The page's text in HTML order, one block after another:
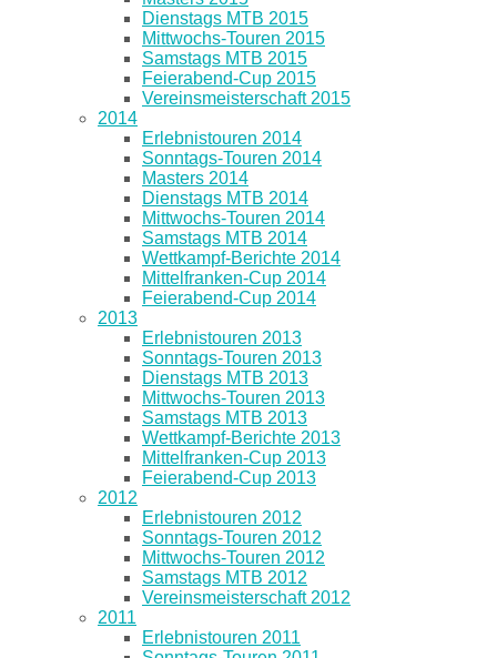
Dienstags MTB 2015
Mittwochs-Touren 2015
Samstags MTB 2015
Feierabend-Cup 2015
Vereinsmeisterschaft 2015
2014
Erlebnistouren 2014
Sonntags-Touren 2014
Masters 2014
Dienstags MTB 2014
Mittwochs-Touren 2014
Samstags MTB 2014
Wettkampf-Berichte 2014
Mittelfranken-Cup 2014
Feierabend-Cup 2014
2013
Erlebnistouren 2013
Sonntags-Touren 2013
Dienstags MTB 2013
Mittwochs-Touren 2013
Samstags MTB 2013
Wettkampf-Berichte 2013
Mittelfranken-Cup 2013
Feierabend-Cup 2013
2012
Erlebnistouren 2012
Sonntags-Touren 2012
Mittwochs-Touren 2012
Samstags MTB 2012
Vereinsmeisterschaft 2012
2011
Erlebnistouren 2011